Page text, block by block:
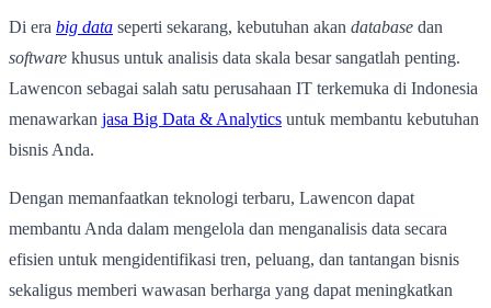
Di era big data seperti sekarang, kebutuhan akan database dan
software khusus untuk analisis data skala besar sangatlah penting.
Lawencon sebagai salah satu perusahaan IT terkemuka di Indonesia
menawarkan jasa Big Data & Analytics untuk membantu kebutuhan
bisnis Anda.
Dengan memanfaatkan teknologi terbaru, Lawencon dapat
membantu Anda dalam mengelola dan menganalisis data secara
efisien untuk mengidentifikasi tren, peluang, dan tantangan bisnis
sekaligus memberi wawasan berharga yang dapat meningkatkan